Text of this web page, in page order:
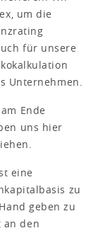
um die
für unsere
Unternehmen.
Ende
uns hier
eine
zu
geben zu
an den